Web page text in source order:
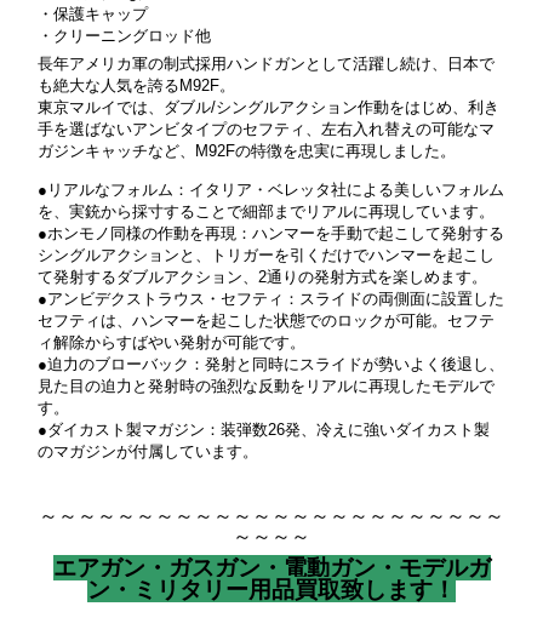
・保護キャップ
・クリーニングロッド他
長年アメリカ軍の制式採用ハンドガンとして活躍し続け、日本で
も絶大な人気を誇るM92F。
東京マルイでは、ダブル/シングルアクション作動をはじめ、利き
手を選ばないアンビタイプのセフティ、左右入れ替えの可能なマ
ガジンキャッチなど、M92Fの特徴を忠実に再現しました。
●リアルなフォルム：イタリア・ベレッタ社による美しいフォルム
を、実銃から採寸することで細部までリアルに再現しています。
●ホンモノ同様の作動を再現：ハンマーを手動で起こして発射する
シングルアクションと、トリガーを引くだけでハンマーを起こし
て発射するダブルアクション、2通りの発射方式を楽しめます。
●アンビデクストラウス・セフティ：スライドの両側面に設置した
セフティは、ハンマーを起こした状態でのロックが可能。セフテ
ィ解除からすばやい発射が可能です。
●迫力のブローバック：発射と同時にスライドが勢いよく後退し、
見た目の迫力と発射時の強烈な反動をリアルに再現したモデルで
す。
●ダイカスト製マガジン：装弾数26発、冷えに強いダイカスト製
のマガジンが付属しています。
～～～～～～～～～～～～～～～～～～～～～～～～
～～～～
エアガン・ガスガン・電動ガン・モデルガ
ン・ミリタリー用品買取致します！